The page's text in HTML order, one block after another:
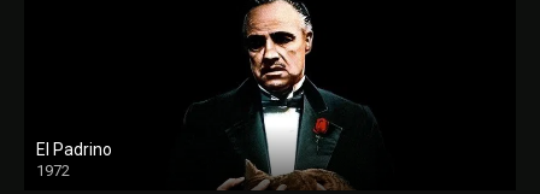
El Padrino
1972
FULL HD